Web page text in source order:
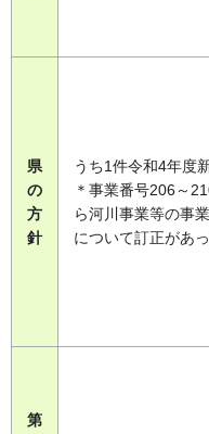
県
の
方
針
うち1件令和4年度
＊事業番号206～
ら河川事業等の事
について訂正があ
第